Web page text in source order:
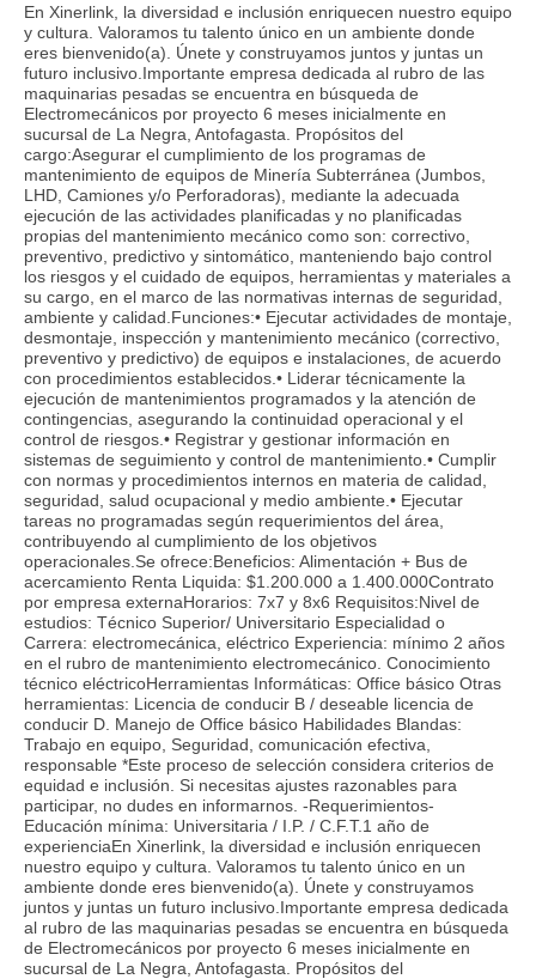
En Xinerlink, la diversidad e inclusión enriquecen nuestro equipo
y cultura. Valoramos tu talento único en un ambiente donde
eres bienvenido(a). Únete y construyamos juntos y juntas un
futuro inclusivo.Importante empresa dedicada al rubro de las
maquinarias pesadas se encuentra en búsqueda de
Electromecánicos por proyecto 6 meses inicialmente en
sucursal de La Negra, Antofagasta. Propósitos del
cargo:Asegurar el cumplimiento de los programas de
mantenimiento de equipos de Minería Subterránea (Jumbos,
LHD, Camiones y/o Perforadoras), mediante la adecuada
ejecución de las actividades planificadas y no planificadas
propias del mantenimiento mecánico como son: correctivo,
preventivo, predictivo y sintomático, manteniendo bajo control
los riesgos y el cuidado de equipos, herramientas y materiales a
su cargo, en el marco de las normativas internas de seguridad,
ambiente y calidad.Funciones:• Ejecutar actividades de montaje,
desmontaje, inspección y mantenimiento mecánico (correctivo,
preventivo y predictivo) de equipos e instalaciones, de acuerdo
con procedimientos establecidos.• Liderar técnicamente la
ejecución de mantenimientos programados y la atención de
contingencias, asegurando la continuidad operacional y el
control de riesgos.• Registrar y gestionar información en
sistemas de seguimiento y control de mantenimiento.• Cumplir
con normas y procedimientos internos en materia de calidad,
seguridad, salud ocupacional y medio ambiente.• Ejecutar
tareas no programadas según requerimientos del área,
contribuyendo al cumplimiento de los objetivos
operacionales.Se ofrece:Beneficios: Alimentación + Bus de
acercamiento Renta Liquida: $1.200.000 a 1.400.000Contrato
por empresa externaHorarios: 7x7 y 8x6 Requisitos:Nivel de
estudios: Técnico Superior/ Universitario Especialidad o
Carrera: electromecánica, eléctrico Experiencia: mínimo 2 años
en el rubro de mantenimiento electromecánico. Conocimiento
técnico eléctricoHerramientas Informáticas: Office básico Otras
herramientas: Licencia de conducir B / deseable licencia de
conducir D. Manejo de Office básico Habilidades Blandas:
Trabajo en equipo, Seguridad, comunicación efectiva,
responsable *Este proceso de selección considera criterios de
equidad e inclusión. Si necesitas ajustes razonables para
participar, no dudes en informarnos. -Requerimientos-
Educación mínima: Universitaria / I.P. / C.F.T.1 año de
experienciaEn Xinerlink, la diversidad e inclusión enriquecen
nuestro equipo y cultura. Valoramos tu talento único en un
ambiente donde eres bienvenido(a). Únete y construyamos
juntos y juntas un futuro inclusivo.Importante empresa dedicada
al rubro de las maquinarias pesadas se encuentra en búsqueda
de Electromecánicos por proyecto 6 meses inicialmente en
sucursal de La Negra, Antofagasta. Propósitos del